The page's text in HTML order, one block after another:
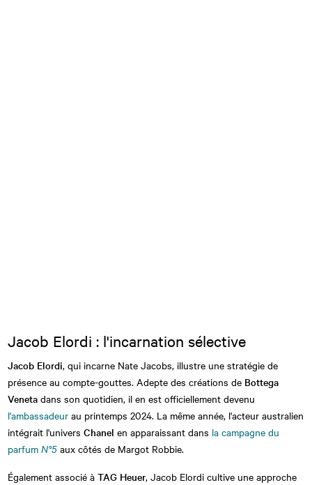
Jacob Elordi : l'incarnation sélective
Jacob Elordi, qui incarne Nate Jacobs, illustre une stratégie de
présence au compte-gouttes. Adepte des créations de Bottega
Veneta dans son quotidien, il en est officiellement devenu
l'ambassadeur au printemps 2024. La même année, l'acteur australien
intégrait l'universChanel en apparaissant dans la campagne du
parfumN°5 aux côtés de Margot Robbie.
Également associé àTAG Heuer, Jacob Elordi cultive une approche